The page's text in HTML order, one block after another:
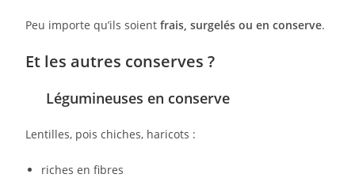
Peu importe qu’ils soientfrais, surgelés ou en conserve.
Et les autres conserves ?
Légumineuses en conserve
Lentilles, pois chiches, haricots :
riches en fibres